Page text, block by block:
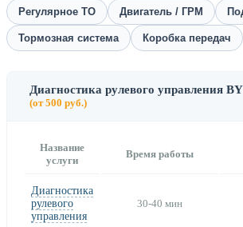
Регулярное ТО Двигатель / ГРМ
Тормозная система Коробка передач
Диагностика рулевого управления
(от 500 руб.)
Название
услуги
Время работы
Диагностика
рулевого
управления
30-40 мин